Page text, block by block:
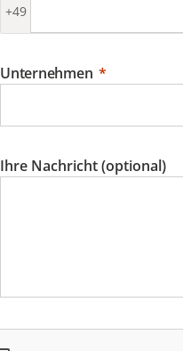
+49
Unternehmen
Ihre Nachricht (optional)